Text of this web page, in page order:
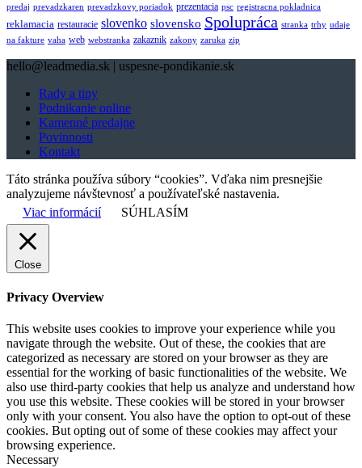
predaj prevadzkaren prevadzkovy poriadok prezentacia psc registracna pokladnica
reklamacia restauracie slovenko slovensko Spolupráca stranka trhy udaje
na fakture vaha web webstranka zakaznik zakony zaruka zip
hello@leadmedia.sk | uspesne-pondikanie.sk
Rady a tipy
Podnikanie online
Kamenné predajne
Povinnosti
Kontakt
Táto stránka používa súbory “cookies”. Vďaka nim presnejšie
analyzujeme návštevnosť a používateľské nastavenia.
Viac informácií
SÚHLASÍM
Close
Privacy Overview
This website uses cookies to improve your experience while you
navigate through the website. Out of these, the cookies that are
categorized as necessary are stored on your browser as they are
essential for the working of basic functionalities of the website. We
also use third-party cookies that help us analyze and understand how
you use this website. These cookies will be stored in your browser
only with your consent. You also have the option to opt-out of these
cookies. But opting out of some of these cookies may affect your
browsing experience.
Necessary